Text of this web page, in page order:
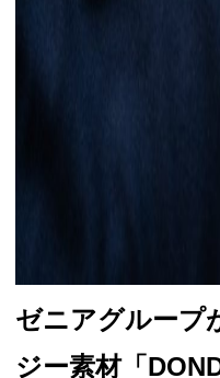
ゼニアグループ
ジー素材「